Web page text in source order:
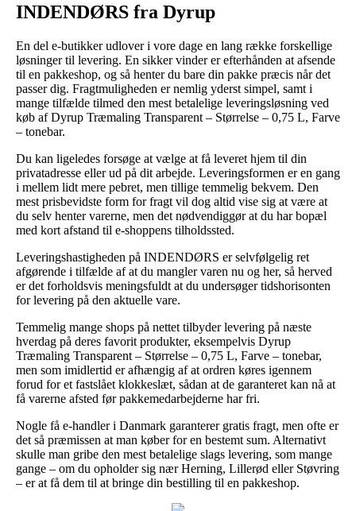
INDENDØRS fra Dyrup
En del e-butikker udlover i vore dage en lang række forskellige
løsninger til levering. En sikker vinder er efterhånden at afsende
til en pakkeshop, og så henter du bare din pakke præcis når det
passer dig. Fragtmuligheden er nemlig yderst simpel, samt i
mange tilfælde tilmed den mest betalelige leveringsløsning ved
køb af Dyrup Træmaling Transparent – Størrelse – 0,75 L, Farve
– tonebar.
Du kan ligeledes forsøge at vælge at få leveret hjem til din
privatadresse eller ud på dit arbejde. Leveringsformen er en gang
i mellem lidt mere pebret, men tillige temmelig bekvem. Den
mest prisbevidste form for fragt vil dog altid vise sig at være at
du selv henter varerne, men det nødvendiggør at du har bopæl
med kort afstand til e-shoppens tilholdssted.
Leveringshastigheden på INDENDØRS er selvfølgelig ret
afgørende i tilfælde af at du mangler varen nu og her, så herved
er det forholdsvis meningsfuldt at du undersøger tidshorisonten
for levering på den aktuelle vare.
Temmelig mange shops på nettet tilbyder levering på næste
hverdag på deres favorit produkter, eksempelvis Dyrup
Træmaling Transparent – Størrelse – 0,75 L, Farve – tonebar,
men som imidlertid er afhængig af at ordren køres igennem
forud for et fastslået klokkeslæt, sådan at de garanteret kan nå at
få varerne afsted før pakkemedarbejderne har fri.
Nogle få e-handler i Danmark garanterer gratis fragt, men ofte er
det så præmissen at man køber for en bestemt sum. Alternativt
skulle man gribe den mest betalelige slags levering, som mange
gange – om du opholder sig nær Herning, Lillerød eller Støvring
– er at få dem til at bringe din bestilling til en pakkeshop.